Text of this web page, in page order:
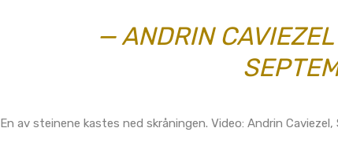
— ANDRIN
En av steinene kastes ned skråningen. Video: Andrin Caviezel,